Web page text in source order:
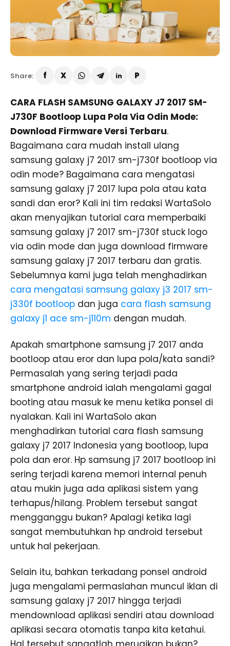
Share:
CARA FLASH SAMSUNG GALAXY J7 2017 SM-
J730F Bootloop Lupa Pola Via Odin Mode:
Download Firmware Versi Terbaru.
Bagaimana cara mudah install ulang
samsung galaxy j7 2017 sm-j730f bootloop via
odin mode? Bagaimana cara mengatasi
samsung galaxy j7 2017 lupa pola atau kata
sandi dan eror? Kali ini tim redaksi WartaSolo
akan menyajikan tutorial cara memperbaiki
samsung galaxy j7 2017 sm-j730f stuck logo
via odin mode dan juga download firmware
samsung galaxy j7 2017 terbaru dan gratis.
Sebelumnya kami juga telah menghadirkan
cara mengatasi samsung galaxy j3 2017 sm-
j330f bootloop dan juga cara flash samsung
galaxy j1 ace sm-j110m dengan mudah.
Apakah smartphone samsung j7 2017 anda
bootloop atau eror dan lupa pola/kata sandi?
Permasalah yang sering terjadi pada
smartphone android ialah mengalami gagal
booting atau masuk ke menu ketika ponsel di
nyalakan. Kali ini WartaSolo akan
menghadirkan tutorial cara flash samsung
galaxy j7 2017 Indonesia yang bootloop, lupa
pola dan eror. Hp samsung j7 2017 bootloop ini
sering terjadi karena memori internal penuh
atau mukin juga ada aplikasi sistem yang
terhapus/hilang. Problem tersebut sangat
mengganggu bukan? Apalagi ketika lagi
sangat membutuhkan hp android tersebut
untuk hal pekerjaan.
Selain itu, bahkan terkadang ponsel android
juga mengalami permaslahan muncul iklan di
samsung galaxy j7 2017 hingga terjadi
mendownload aplikasi sendiri atau download
aplikasi secara otomatis tanpa kita ketahui.